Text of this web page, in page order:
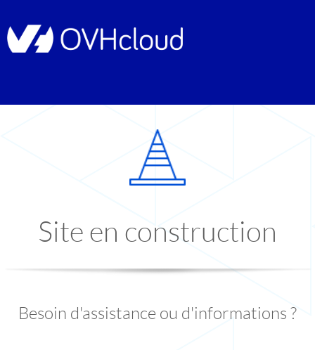
Site en construction
Besoin d'assistance ou d'informations ?